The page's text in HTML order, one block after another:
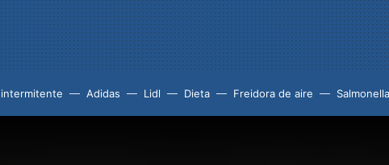
Adidas Lidl Dieta Freidora de aire Salmonella